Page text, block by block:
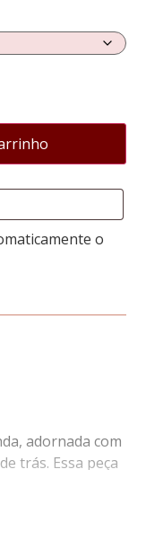
o
adornada com
trás. Essa peça
glamour, ideal
tipo de